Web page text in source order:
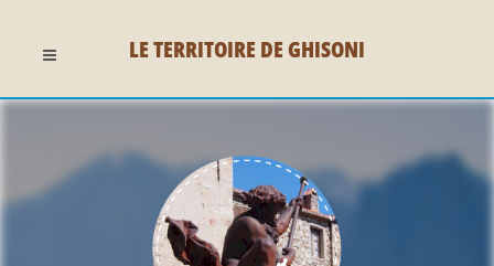
LE TERRITOIRE DE GHISONI